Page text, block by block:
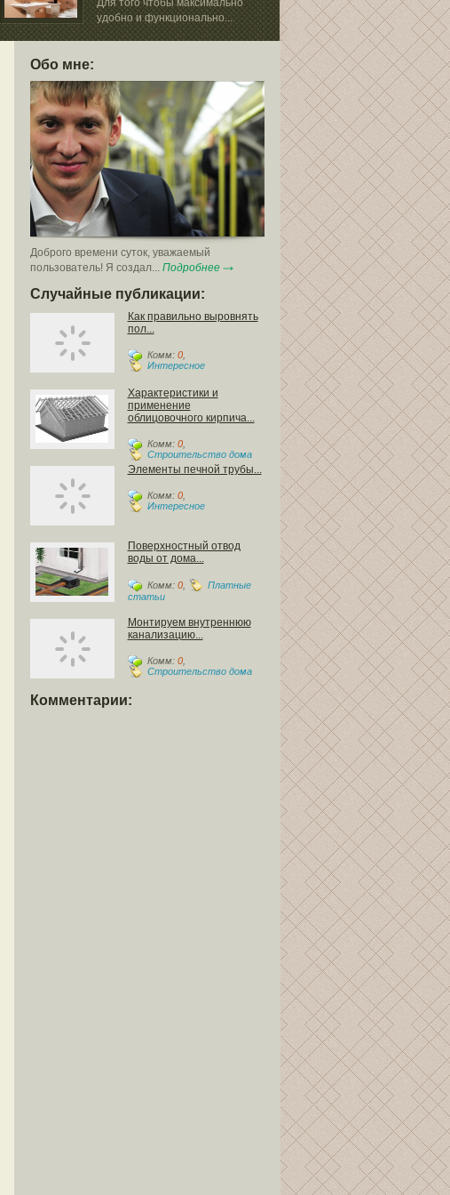
Для того чтобы максимально
удобно и функционально...
Фасадная
разрушается
повреждений,...
Обо мне:
Доброго времени суток, уважаемый
пользователь! Я создал... Подробнее
Случайные публикации:
Как правильно выровнять
пол...
Комм: 0,
Интересное
Характеристики и
применение
облицовочного кирпича...
Комм: 0,
Строительство дома
Элементы печной трубы...
Комм: 0,
Интересное
Поверхностный отвод
воды от дома...
Комм: 0,
Платные
статьи
Монтируем внутреннюю
канализацию...
Комм: 0,
Строительство дома
Комментарии: